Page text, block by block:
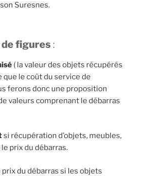
Suresnes.
de figures :
( la valeur des objets récupérés
le coût du service de
ferons donc une proposition
valeurs comprenant le débarras
si récupération d’objets, meubles,
prix du débarras.
prix du débarras si les objets